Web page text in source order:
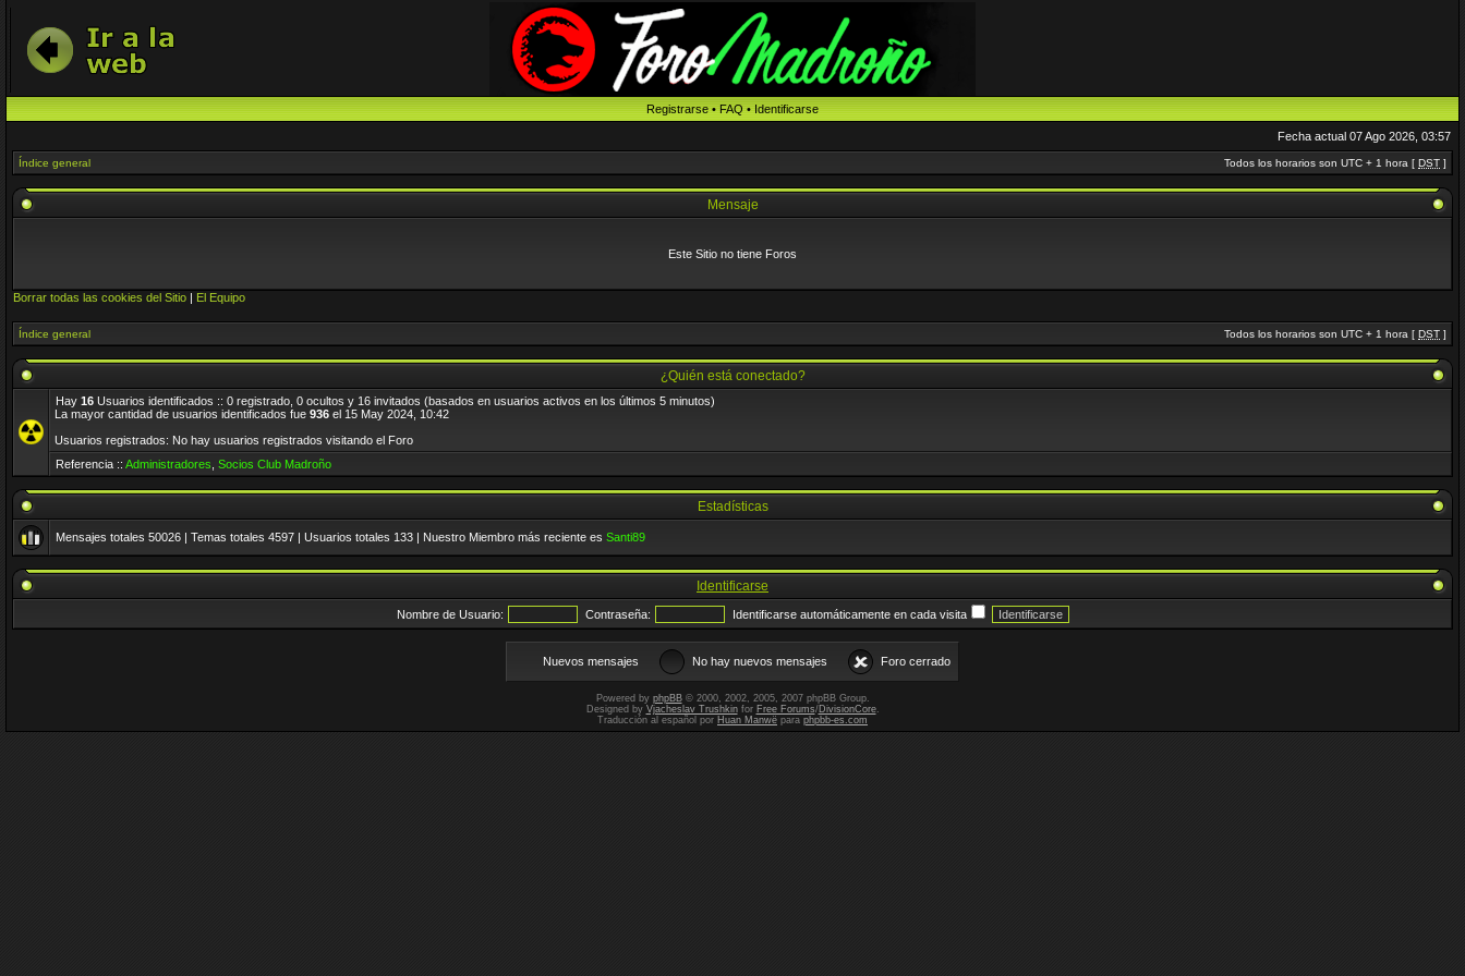
Registrarse•FAQ•Identificarse
Fecha actual 07 Ago 2026, 03:57
Índice general Todos los horarios son UTC + 1 hora [ DST ]
Mensaje
Este Sitio no tiene Foros
Borrar todas las cookies del Sitio | El Equipo
Índice general Todos los horarios son UTC + 1 hora [ DST ]
¿Quién está conectado?
Hay 16 Usuarios identificados :: 0 registrado, 0 ocultos y 16 invitados (basados en usuarios activos en los últimos 5 minutos)
La mayor cantidad de usuarios identificados fue 936 el 15 May 2024, 10:42
Usuarios registrados: No hay usuarios registrados visitando el Foro
Referencia :: Administradores Socios Club Madroño
Estadísticas
Mensajes totales 50026 | Temas totales 4597 | Usuarios totales 133 | Nuestro Miembro más reciente es Santi89
Identificarse
Nombre de Usuario: Contraseña: Identificarse automáticamente en cada visita
Nuevos mensajes No hay nuevos mensajes Foro cerrado
Powered by phpBB© 2000, 2002, 2005, 2007 phpBB Group.
Designed by Vjacheslav Trushkinfor Free Forums/DivisionCore.
Traducción al español por Huan Manwë para phpbb-es.com